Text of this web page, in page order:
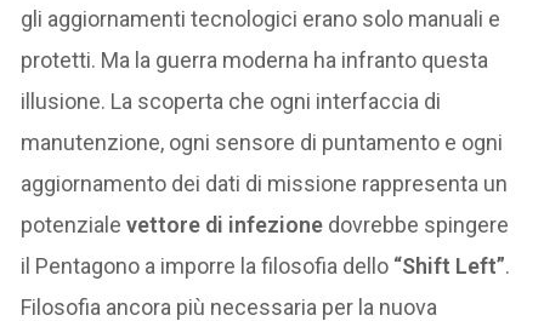
gli aggiornamenti tecnologici erano solo manuali e
protetti. Ma la guerra moderna ha infranto questa
illusione. La scoperta che ogni interfaccia di
manutenzione, ogni sensore di puntamento e ogni
aggiornamento dei dati di missione rappresenta un
potenzialevettore di infezione dovrebbe spingere
il Pentagono a imporre la filosofia dello “Shift Left”.
Filosofia ancora più necessaria per la nuova